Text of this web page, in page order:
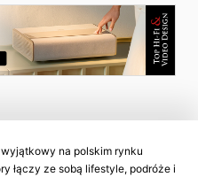
na polskim rynku
łączy ze sobą lifestyle, podróże i